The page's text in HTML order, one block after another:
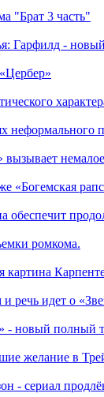
"Брат 3 часть"
Гарфилд -
неформального
«Богемская
обеспечит
ромкома.
речь идет о
- новый полный
желание в
- сериал